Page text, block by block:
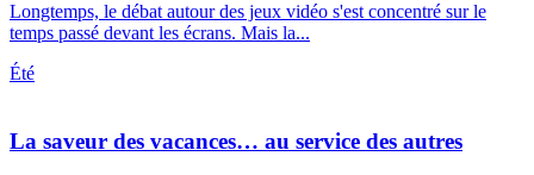
Longtemps, le débat autour des jeux vidéo s'est concentré sur le
temps passé devant les écrans. Mais la...
Été
La saveur des vacances… au service des autres